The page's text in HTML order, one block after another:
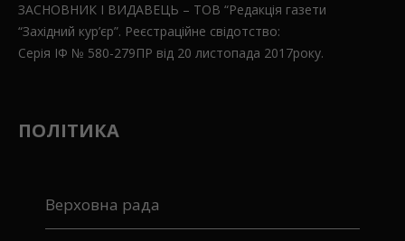
ЗАСНОВНИК І ВИДАВЕЦЬ – ТОВ “Редакція газети
“Західний кур’єр”. Реєстраційне свідотство:
Серія ІФ № 580-279ПР від 20 листопада 2017року.
ПОЛІТИКА
Верховна рада